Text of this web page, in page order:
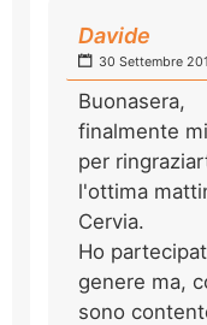
Davide
30 Settembre
Buonasera,
finalmente
per
l'ottima
Cervia.
Ho
genere ma,
sono